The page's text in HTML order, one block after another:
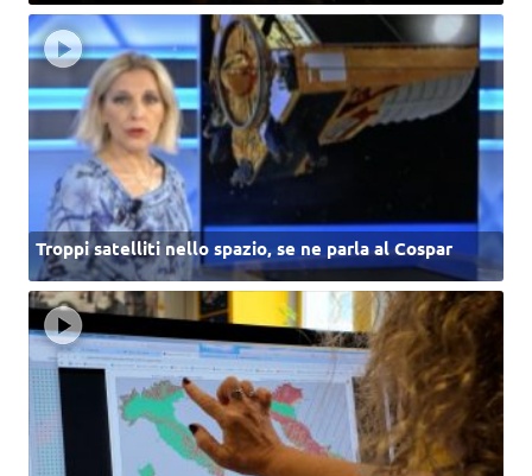
Troppi satelliti nello spazio, se ne parla al Cospar